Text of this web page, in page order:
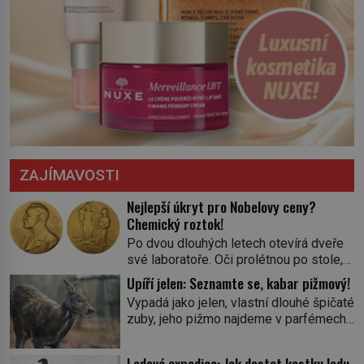
ZAJÍMAVOSTI
Nejlepší úkryt pro Nobelovy ceny?
Chemický roztok!
Po dvou dlouhých letech otevírá dveře
své laboratoře. Oči prolétnou po stole,
aby pak ulpěly na regálu, kde se nachází
všemožné látky. Hledá žluto-oranžovou
tekutinu, jakmile ji zahlédne, nesmírně
se mu uleví. Teď může svůj plán
skrývá směs s názvem lučavka
Upíří jelen: Seznamte se, kabar pižmový!
Vypadá jako jelen, vlastní dlouhé špičaté
zuby, jeho pižmo najdeme v parfémech